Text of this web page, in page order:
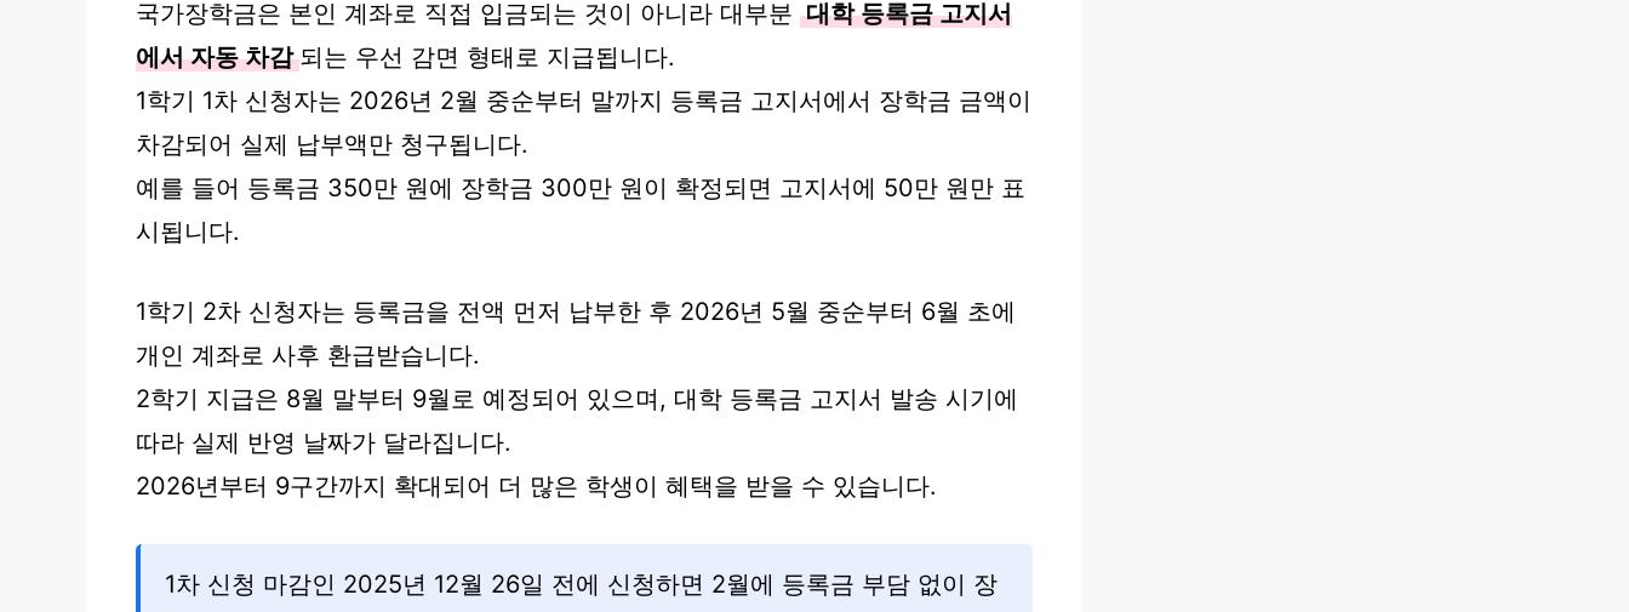
국가장학금은 본인 계좌로 직접 입금되는 것이 아니라 대부분 대학 등록금 고지서
에서 자동 차감 되는 우선 감면 형태로 지급됩니다.
1학기 1차 신청자는 2026년 2월 중순부터 말까지 등록금 고지서에서 장학금 금액이
차감되어 실제 납부액만 청구됩니다.
예를 들어 등록금 350만 원에 장학금 300만 원이 확정되면 고지서에 50만 원만 표
시됩니다.
1학기 2차 신청자는 등록금을 전액 먼저 납부한 후 2026년 5월 중순부터 6월 초에
개인 계좌로 사후 환급받습니다.
2학기 지급은 8월 말부터 9월로 예정되어 있으며, 대학 등록금 고지서 발송 시기에
따라 실제 반영 날짜가 달라집니다.
2026년부터 9구간까지 확대되어 더 많은 학생이 혜택을 받을 수 있습니다.
1차 신청 마감인 2025년 12월 26일 전에 신청하면 2월에 등록금 부담 없이 장